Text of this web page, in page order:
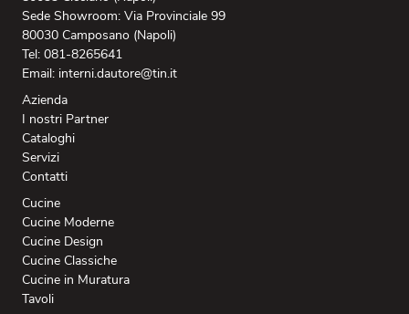
Sede Showroom: Via Provinciale 99
80030 Camposano (Napoli)
Tel: 081-8265641
Email: interni.dautore@tin.it
Azienda
I nostri Partner
Cataloghi
Servizi
Contatti
Cucine
Cucine Moderne
Cucine Design
Cucine Classiche
Cucine in Muratura
Tavoli